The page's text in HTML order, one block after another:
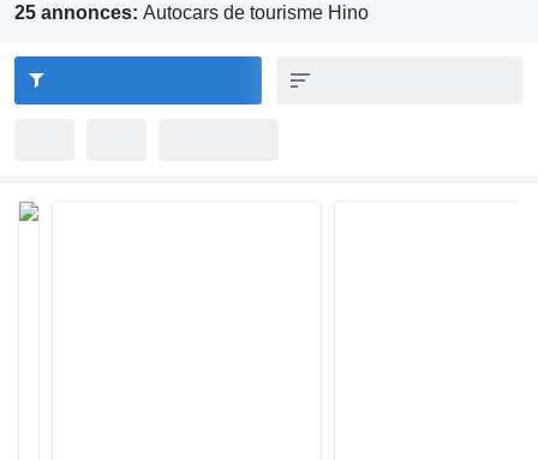
25 annonces: Autocars de tourisme Hino